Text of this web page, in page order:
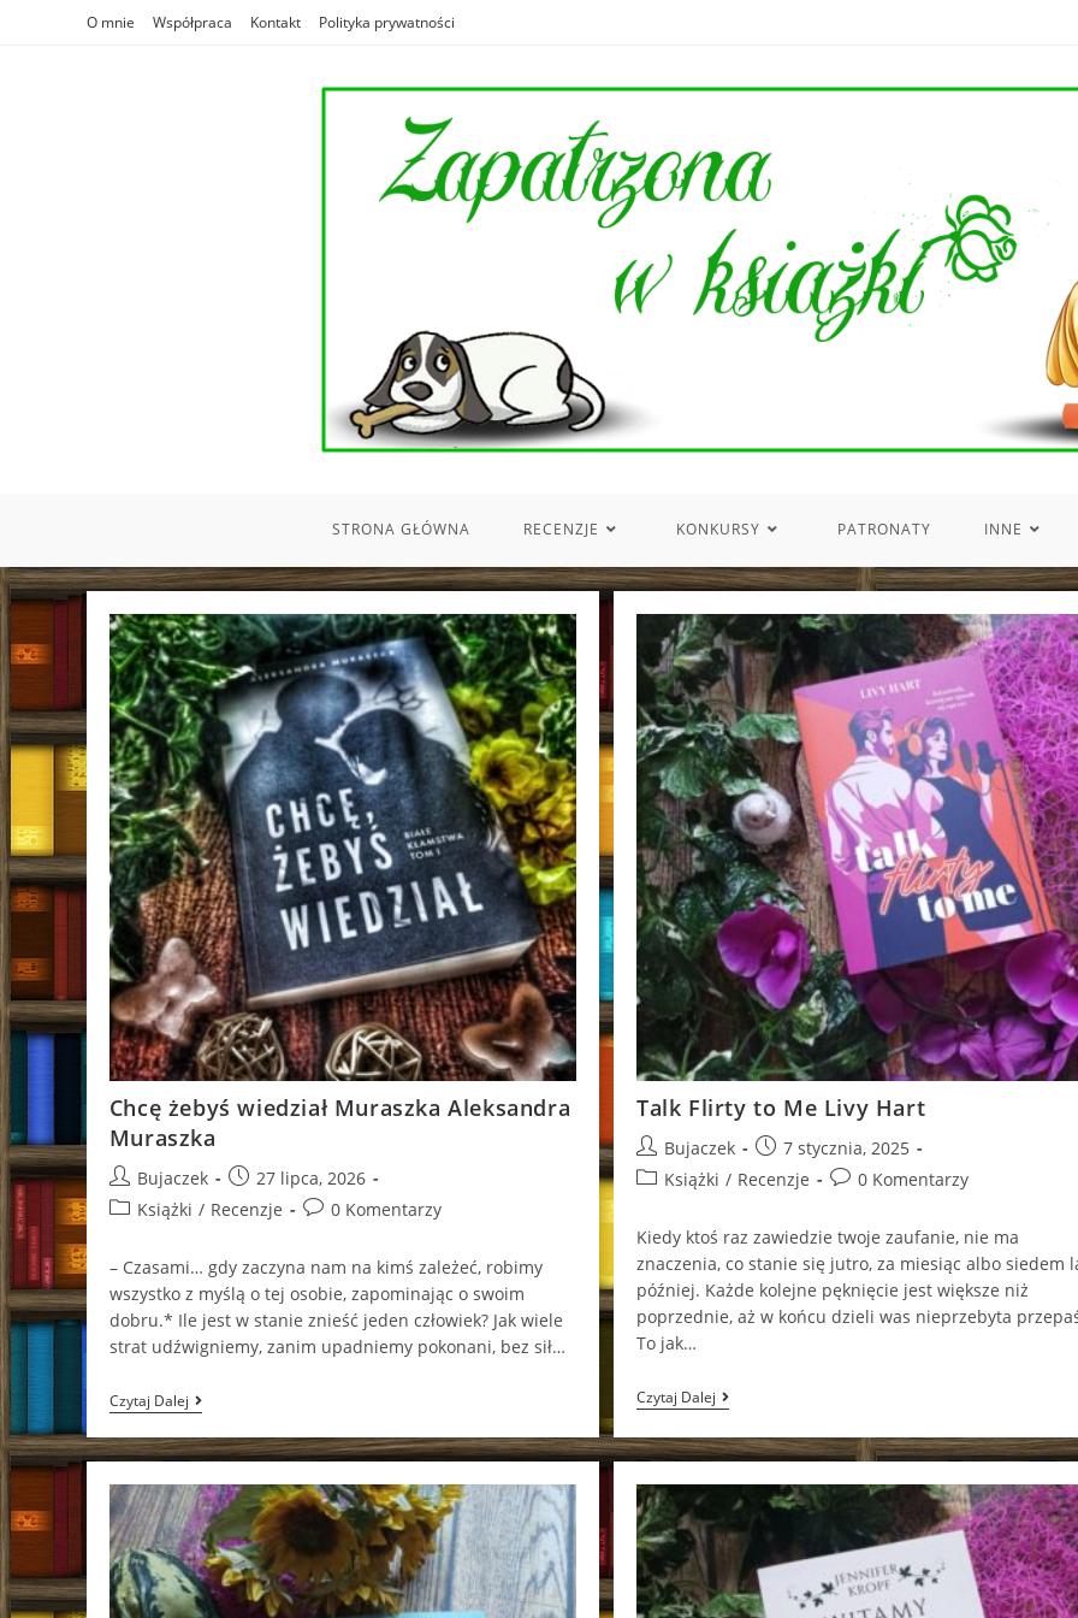
O mnie Współpraca Kontakt Polityka prywatności
STRONA GŁÓWNA RECENZJE KONKURSY PATRONATY INNE
Chcę żebyś wiedział Muraszka Aleksandra
Muraszka
Post
author:
Bujaczek
Post
published:
27 lipca, 2026
PostKsiążki / Recenzje
Post0 Komentarzy
– Czasami… gdy zaczyna nam na kimś zależeć, robimy
wszystko z myślą o tej osobie, zapominając o swoim
dobru.* Ile jest w stanie znieść jeden człowiek? Jak wiele
strat udźwigniemy, zanim upadniemy pokonani, bez sił…
Czytaj DalejChcę
Żebyś
Wiedział
Muraszka
Muraszka
Talk Flirty to Me Livy Hart
Post
author:
Bujaczek
Post
published:
7 stycznia, 2025
PostKsiążki / Recenzje
Post0 Komentarzy
Kiedy ktoś raz zawiedzie twoje zaufanie, nie ma
znaczenia, co stanie się jutro, za miesiąc albo siedem
później. Każde kolejne pęknięcie jest większe niż
poprzednie, aż w końcu dzieli was nieprzebyta
To jak…
Czytaj Dalej Talk
Flirty
To
Me
Hart